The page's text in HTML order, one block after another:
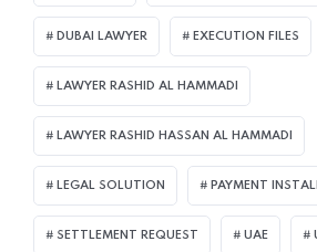
DUBAI LAWYER EXECUTION FILES
LAWYER RASHID AL HAMMADI
LAWYER RASHID HASSAN AL HAMMADI
LEGAL SOLUTION PAYMENT
SETTLEMENT REQUEST UAE